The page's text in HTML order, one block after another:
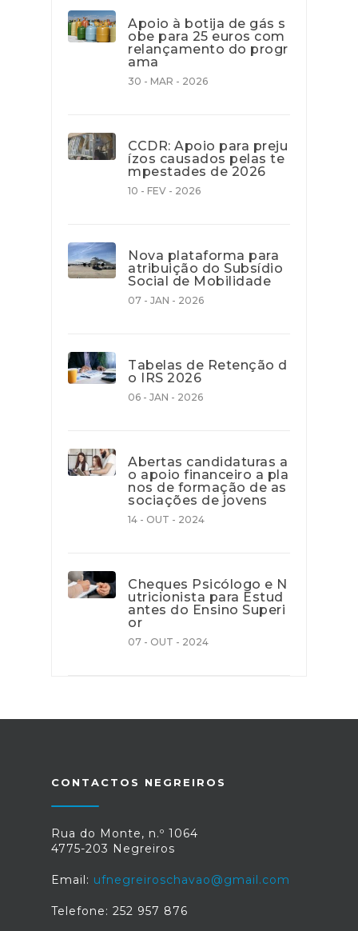
Apoio à botija de gás s
obe para 25 euros com
relançamento do progr
ama
30 - MAR - 2026
CCDR: Apoio para preju
ízos causados pelas te
mpestades de 2026
10 - FEV - 2026
Nova plataforma para
atribuição do Subsídio
Social de Mobilidade
07 - JAN - 2026
Tabelas de Retenção d
o IRS 2026
06 - JAN - 2026
Abertas candidaturas a
o apoio financeiro a pla
nos de formação de as
sociações de jovens
14 - OUT - 2024
Cheques Psicólogo e N
utricionista para Estud
antes do Ensino Superi
or
07 - OUT - 2024
CONTACTOS NEGREIROS
Rua do Monte, n.º 1064
4775-203 Negreiros
Email: ufnegreiroschavao@gmail.com
Telefone: 252 957 876